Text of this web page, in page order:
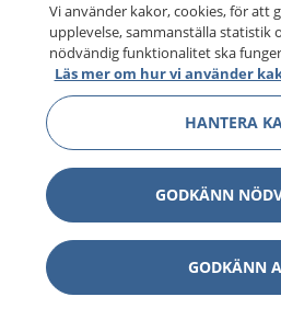
Vi använder kakor, cookies, för att
upplevelse, sammanställa statistik
nödvändig funktionalitet ska
Läs mer om hur vi använder
HANTERA
GODKÄNN
GODKÄNN